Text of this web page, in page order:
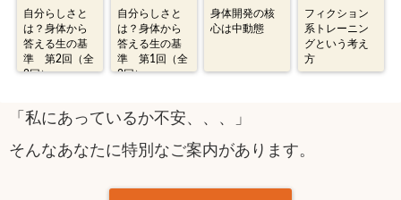
自分らしさと
は？身体から
答える生の基
準 第2回（全
2回）
自分らしさと
は？身体から
答える生の基
準 第1回（全
2回）
身体開発の核
心は中動態
フィクション
系トレーニン
グという考え
方
「私にあっているか不安、、、」
そんなあなたに特別なご案内があります。